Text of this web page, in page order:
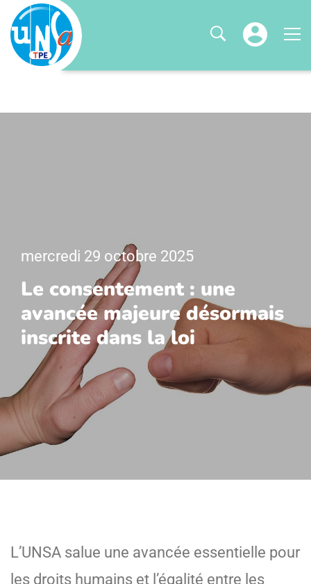
mercredi 29 octobre 2025
Le consentement : une
avancée majeure désormais
inscrite dans la loi
L’UNSA salue une avancée essentielle pour
les droits humains et l’égalité entre les